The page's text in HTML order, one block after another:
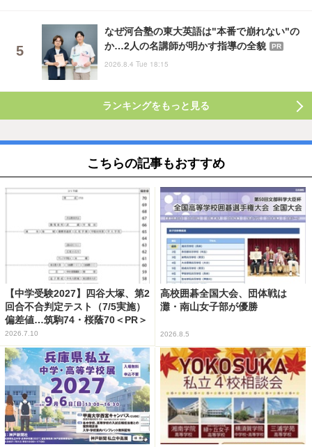
なぜ河合塾の東大英語は"本番で崩れない"の
か…2人の名講師が明かす指導の全貌
PR
2026.8.4 Tue 18:15
ランキングをもっと見る
こちらの記事もおすすめ
【中学受験2027】四谷大塚、第2
回合不合判定テスト（7/5実施）
偏差値…筑駒74・桜蔭70＜PR＞
2026.7.10
高校囲碁全国大会、団体戦は
灘・南山女子部が優勝
2026.8.5